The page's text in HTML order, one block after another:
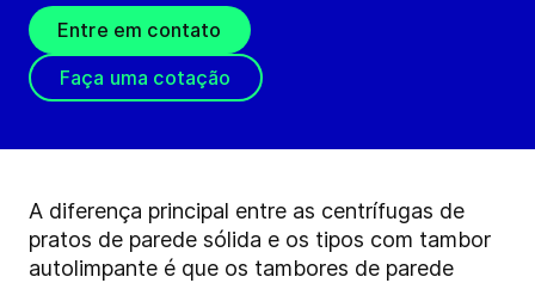
Entre em contato
Faça uma cotação
A diferença principal entre as centrífugas de
pratos de parede sólida e os tipos com tambor
autolimpante é que os tambores de parede